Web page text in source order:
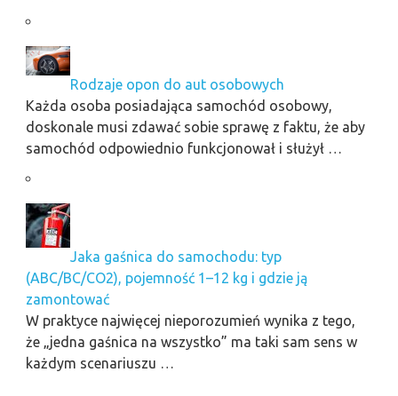
Rodzaje opon do aut osobowych
Każda osoba posiadająca samochód osobowy,
doskonale musi zdawać sobie sprawę z faktu, że aby
samochód odpowiednio funkcjonował i służył …
Jaka gaśnica do samochodu: typ
(ABC/BC/CO2), pojemność 1–12 kg i gdzie ją
zamontować
W praktyce najwięcej nieporozumień wynika z tego,
że „jedna gaśnica na wszystko” ma taki sam sens w
każdym scenariuszu …